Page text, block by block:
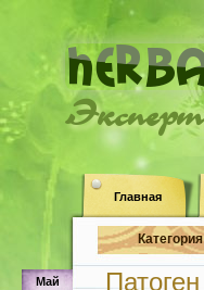
Главная
Май